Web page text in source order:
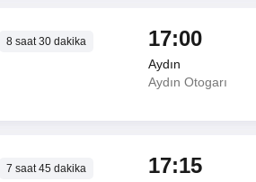
8 saat30 dakika 17:00
Aydın
Aydın Otogarı
7 saat45 dakika 17:15